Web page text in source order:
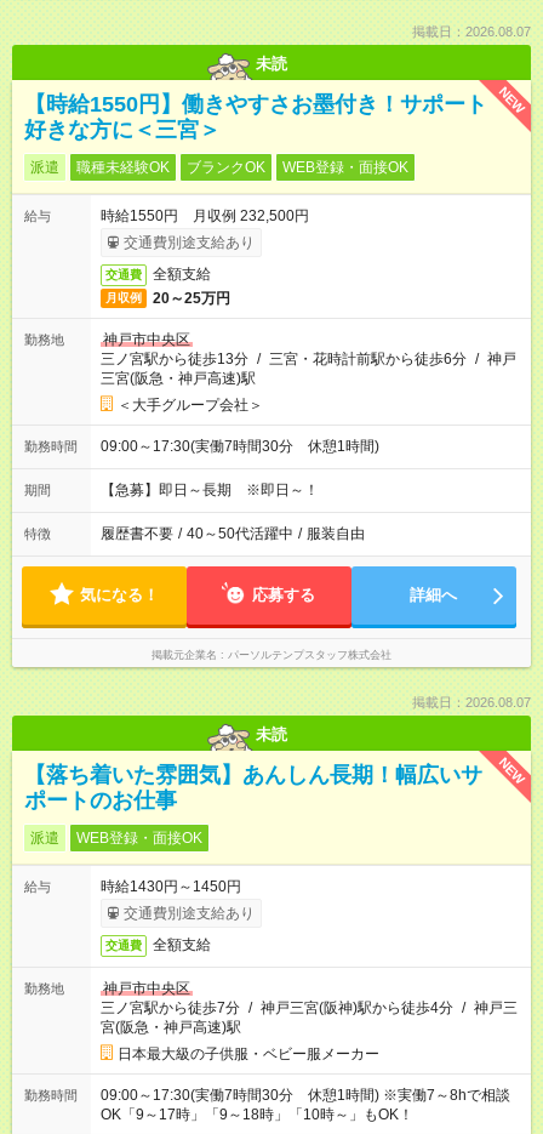
掲載日：2026.08.07
未読
NEW
【時給1550円】働きやすさお墨付き！サポート
好きな方に＜三宮＞
派遣 職種未経験OK ブランクOK WEB登録・面接OK
給与
時給1550円 月収例 232,500円
交通費別途支給あり
交通費 全額支給
月収例 20～25万円
勤務地
神戸市中央区
三ノ宮駅から徒歩13分 / 三宮・花時計前駅から徒歩6分 / 神戸
三宮(阪急・神戸高速)駅
＜大手グループ会社＞
勤務時間 09:00～17:30(実働7時間30分 休憩1時間)
期間 【急募】即日～長期 ※即日～！
特徴 履歴書不要 / 40～50代活躍中 / 服装自由
気になる！ 応募する 詳細へ
掲載元企業名 パーソルテンプスタッフ株式会社
掲載日：2026.08.07
未読
NEW
【落ち着いた雰囲気】あんしん長期！幅広いサ
ポートのお仕事
派遣 WEB登録・面接OK
給与
時給1430円～1450円
交通費別途支給あり
交通費 全額支給
勤務地
神戸市中央区
三ノ宮駅から徒歩7分 / 神戸三宮(阪神)駅から徒歩4分 / 神戸三
宮(阪急・神戸高速)駅
日本最大級の子供服・ベビー服メーカー
勤務時間
09:00～17:30(実働7時間30分 休憩1時間) ※実働7～8hで相談
OK「9～17時」「9～18時」「10時～」もOK！